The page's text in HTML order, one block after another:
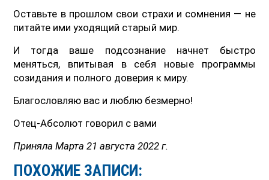
Оставьте в прошлом свои страхи и сомнения — не
питайте ими уходящий старый мир.
И тогда ваше подсознание начнет быстро
меняться, впитывая в себя новые программы
созидания и полного доверия к миру.
Благословляю вас и люблю безмерно!
Отец-Абсолют говорил с вами
Приняла Марта 21 августа 2022 г.
ПОХОЖИЕ ЗАПИСИ: